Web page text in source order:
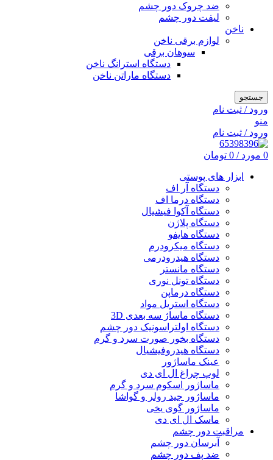
ضد چروک دور چشم
لیفت دور چشم
ناخن
لوازم برقی ناخن
سوهان برقی
دستگاه استرانگ ناخن
دستگاه ماراتن ناخن
جستجو
ورود / ثبت نام
منو
ورود / ثبت نام
0 مورد /
0 تومان
ابزار های پوستی
دستگاه آر اف
دستگاه درما اف
دستگاه آکوا فیشیال
دستگاه پلاژن
دستگاه هایفو
دستگاه میکرودرم
دستگاه هیدرودرمی
دستگاه مانستر
دستگاه تونل نوری
دستگاه درماپن
دستگاه استریل مواد
دستگاه ماساژ سه بعدی 3D
دستگاه اولتراسونیک دور چشم
دستگاه بخور صورت سرد و گرم
دستگاه هیدروفیشیال
عینک ماساژور
لوپ چراغ ال ای دی
ماساژور اسکوم سرد و گرم
ماساژور جید رولر و گواشا
ماساژور گوی یخی
ماسک ال ای دی
مراقبت دور چشم
آبرسان دور چشم
ضد پف دور چشم